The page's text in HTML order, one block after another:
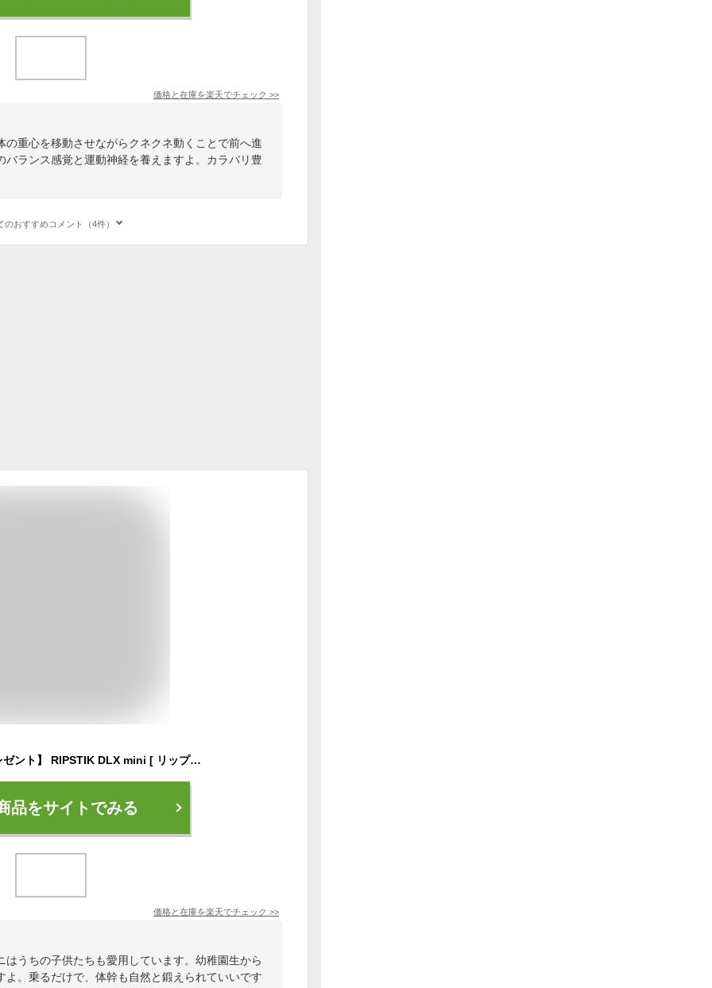
価格と在庫を楽天でチェック >>
の重心を移動させながらクネクネ動くことで前へ進
バランス感覚と運動神経を養えますよ。カラバリ豊
のおすすめコメント（4件）
【ボードバッグ・プレゼント】 RIPSTIK DLX mini [ リップスティック デラックスミニ ＠9500]【送料無料】
品をサイトでみる
価格と在庫を楽天でチェック >>
うちの子供たちも愛用しています。幼稚園生から
よ。乗るだけで、体幹も自然と鍛えられていいです